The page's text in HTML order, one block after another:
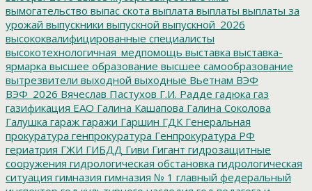
вымогательство выпас скота выплата выплаты выплаты за
урожай выпускники выпускной выпускной_2026
высококвалифицированные специалисты
высокотехнологичная_медпомощь выставка выставка-
ярмарка высшее образование высшее самообразование
вытрезвители выходной выходные Вьетнам ВЭФ
ВЭФ_2026 Вячеслав Пастухов Г.И. Радде гадюка газ
газификация ЕАО Галина Кашапова Галина Соколова
Галушка гараж гаражи Гаршин ГДК Генеральная
прокуратура генпрокуратура Генпрокуратура РФ
гериатрия ГЖИ ГИБДД Гиви Гигант гидрозащитные
сооружения гидрологическая обстановка гидрологическая
ситуация гимназия гимназия № 1 главный федеральный